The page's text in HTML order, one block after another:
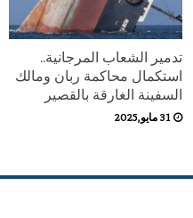
تدمير الشعاب المرجانية..
استكمال محاكمة ربان ومالك
السفينة الغارقة بالقصير
31 مايو,2025